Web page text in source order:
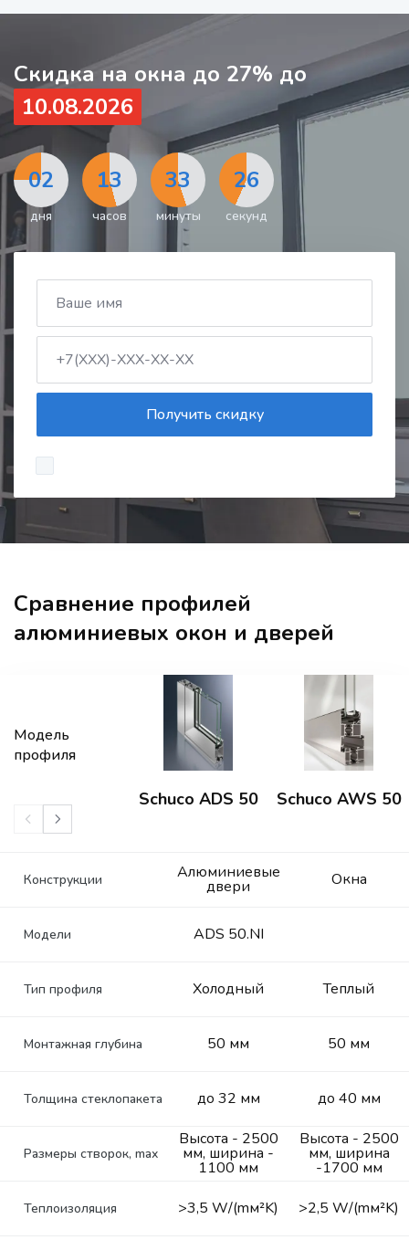
Скидка на окна до 27% до
10.08.2026
02
дня
13
часов
33
минуты
24
секунды
Получить скидку
Сравнение профилей
алюминиевых окон и дверей
Модель
профиля
Schuco ADS 50 Schuco AWS 50
Конструкции
Модели
Тип профиля
Монтажная глубина
Толщина стеклопакета
Размеры створок, max
Теплоизоляция
Алюминиевые
двери
ADS 50.NI
Холодный
50 мм
до 32 мм
Высота - 2500
мм, ширина -
1100 мм
>3,5 W/(mм²K)
Окна
Теплый
50 мм
до 40 мм
Высота - 2500
мм, ширина
-1700 мм
>2,5 W/(mм²K)